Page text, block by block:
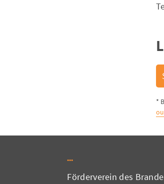
*
Förderverein des